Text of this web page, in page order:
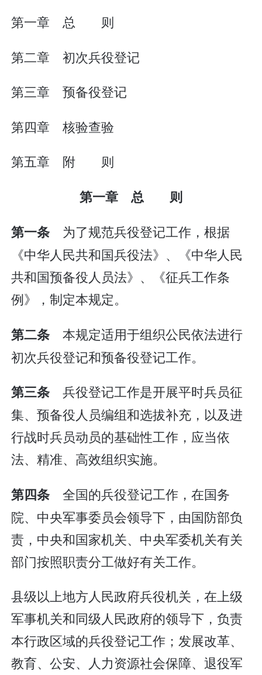
第一章 总 则
第二章 初次兵役登记
第三章 预备役登记
第四章 核验查验
第五章 附 则
第一章 总 则
第一条 为了规范兵役登记工作，根据
《中华人民共和国兵役法》、《中华人民
共和国预备役人员法》、《征兵工作条
例》，制定本规定。
第二条本规定适用于组织公民依法进行
初次兵役登记和预备役登记工作。
第三条兵役登记工作是开展平时兵员征
集、预备役人员编组和选拔补充，以及进
行战时兵员动员的基础性工作，应当依
法、精准、高效组织实施。
第四条全国的兵役登记工作，在国务
院、中央军事委员会领导下，由国防部负
责，中央和国家机关、中央军委机关有关
部门按照职责分工做好有关工作。
县级以上地方人民政府兵役机关，在上级
军事机关和同级人民政府的领导下，负责
本行政区域的兵役登记工作；发展改革、
教育、公安、人力资源社会保障、退役军